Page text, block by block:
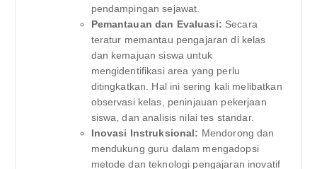
pendampingan sejawat.
Pemantauan dan Evaluasi: Secara
teratur memantau pengajaran di kelas
dan kemajuan siswa untuk
mengidentifikasi area yang perlu
ditingkatkan. Hal ini sering kali melibatkan
observasi kelas, peninjauan pekerjaan
siswa, dan analisis nilai tes standar.
Inovasi Instruksional: Mendorong dan
mendukung guru dalam mengadopsi
metode dan teknologi pengajaran inovatif